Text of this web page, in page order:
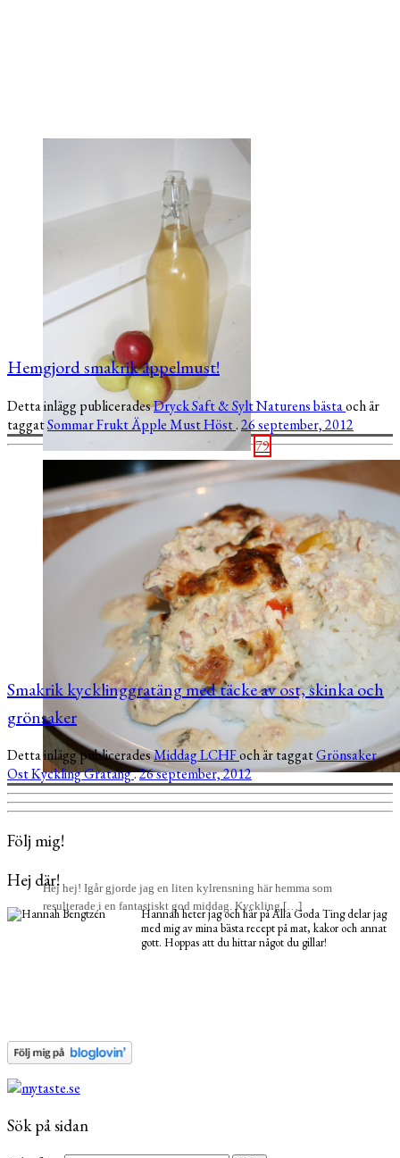
79
Go kväll! Jag har haft en stor (!) påse med äpplen hemma och jag
tycker att hur mycket […]
Hemgjord smakrik äppelmust!
Detta inlägg publiceradesDryckSaft & SyltNaturens bästaoch är
taggatSommarFruktÄppleMustHöst.26 september, 2012
Hej hej! Igår gjorde jag en liten kylrensning här hemma som
resulterade i en fantastiskt god middag. Kyckling […]
Smakrik kycklinggratäng med täcke av ost, skinka och
grönsaker
Detta inlägg publiceradesMiddagLCHFoch är taggatGrönsaker
OstKycklingGratäng.26 september, 2012
Följ mig!
Hej där!
Hannah heter jag och här på Alla Goda Ting delar jag
med mig av mina bästa recept på mat, kakor och annat
gott. Hoppas att du hittar något du gillar!
Sök på sidan